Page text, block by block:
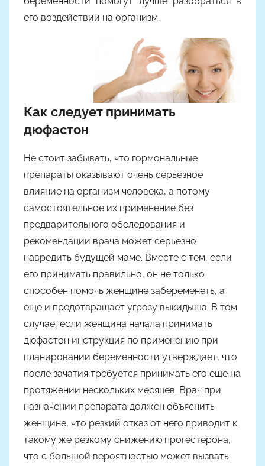
его воздействии на организм.
Как следует принимать
дюфастон
Не стоит забывать, что гормональные
препараты оказывают очень серьезное
влияние на организм человека, а потому
самостоятельное их применение без
предварительного обследования и
рекомендации врача может серьезно
навредить будущей маме. Вместе с тем, если
его принимать правильно, он не только
способен помочь женщине забеременеть, а
еще и предотвращает угрозу выкидыша. В том
случае, если женщина начала принимать
дюфастон инструкция по применению при
планировании беременности утверждает, что
после зачатия требуется принимать его еще на
протяжении нескольких месяцев. Врач при
назначении препарата должен объяснить
женщине, что резкий отказ от него приводит к
такому же резкому снижению прогестерона,
что с большой вероятностью может вызвать